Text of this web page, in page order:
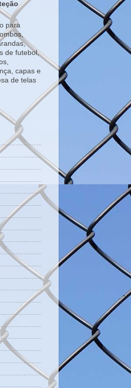
para
de futebol,
capas e
de telas